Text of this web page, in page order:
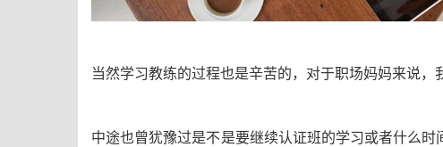
当然学习教练的过程也是辛苦的，对于职场妈妈来说，
中途也曾犹豫过是不是要继续认证班的学习或者什么